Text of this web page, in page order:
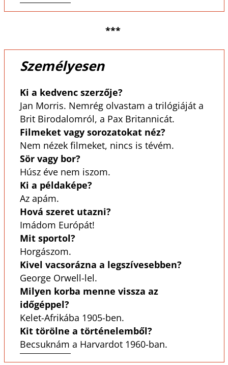
***
Személyesen
Ki a kedvenc szerzője?
Jan Morris. Nemrég olvastam a trilógiáját a
Brit Birodalomról, a Pax Britannicát.
Filmeket vagy sorozatokat néz?
Nem nézek filmeket, nincs is tévém.
Sör vagy bor?
Húsz éve nem iszom.
Ki a példaképe?
Az apám.
Hová szeret utazni?
Imádom Európát!
Mit sportol?
Horgászom.
Kivel vacsorázna a legszívesebben?
George Orwell-lel.
Milyen korba menne vissza az
időgéppel?
Kelet-Afrikába 1905-ben.
Kit törölne a történelemből?
Becsuknám a Harvardot 1960-ban.